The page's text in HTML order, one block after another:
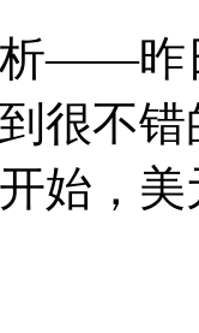
——昨
很不
始，